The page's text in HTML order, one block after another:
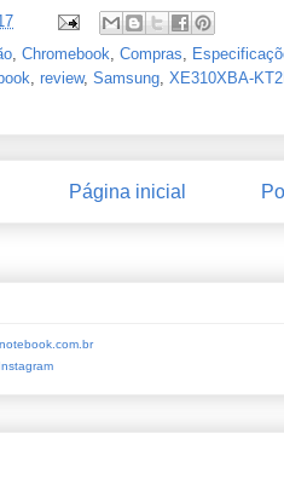
Chromebook Compras
review, Samsung XE310XBA-
Página inicial
Instagram